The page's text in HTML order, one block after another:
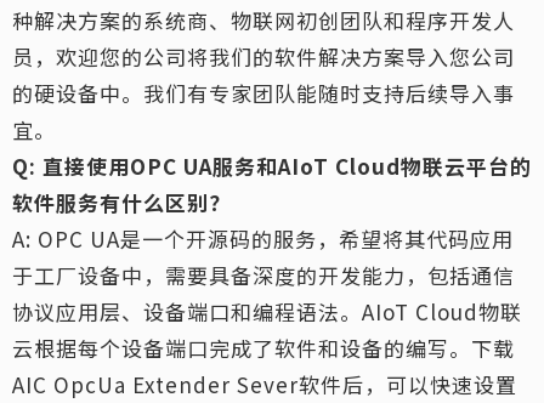
种解决方案的系统商、物联网初创团队和程序开发人
员，欢迎您的公司将我们的软件解决方案导入您公司
的硬设备中。我们有专家团队能随时支持后续导入事
宜。
Q: 直接使用OPC UA服务和AIoT Cloud物联云平台的
软件服务有什么区别？
A: OPC UA是一个开源码的服务，希望将其代码应用
于工厂设备中，需要具备深度的开发能力，包括通信
协议应用层、设备端口和编程语法。AIoT Cloud物联
云根据每个设备端口完成了软件和设备的编写。下载
AIC OpcUa Extender Sever软件后，可以快速设置